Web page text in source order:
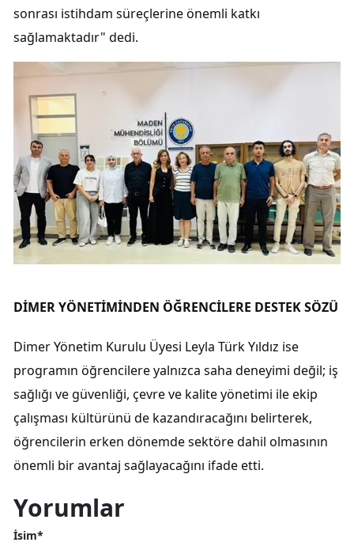
sonrası istihdam süreçlerine önemli katkı
sağlamaktadır" dedi.
DİMER YÖNETİMİNDEN ÖĞRENCİLERE DESTEK SÖZÜ
Dimer Yönetim Kurulu Üyesi Leyla Türk Yıldız ise
programın öğrencilere yalnızca saha deneyimi değil; iş
sağlığı ve güvenliği, çevre ve kalite yönetimi ile ekip
çalışması kültürünü de kazandıracağını belirterek,
öğrencilerin erken dönemde sektöre dahil olmasının
önemli bir avantaj sağlayacağını ifade etti.
Yorumlar
İsim*